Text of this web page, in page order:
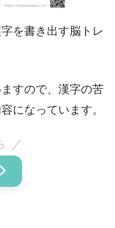
を書き出す脳トレ
すので、漢字の苦
になっています。